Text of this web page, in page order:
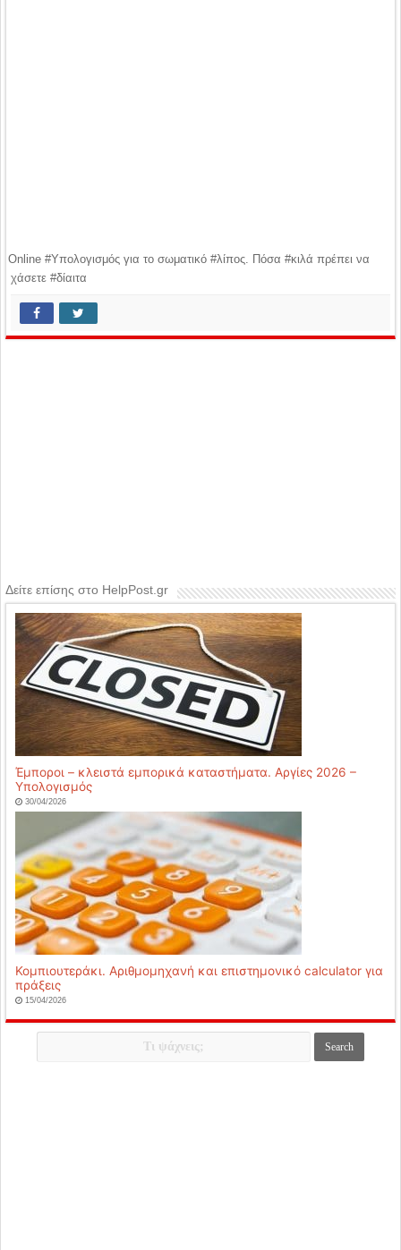
Online #Υπολογισμός για το σωματικό #λίπος. Πόσα #κιλά πρέπει να
χάσετε #δίαιτα
Δείτε επίσης στο HelpPost.gr
Έμποροι – κλειστά εμπορικά καταστήματα. Αργίες 2026 –
Υπολογισμός
30/04/2026
Κομπιουτεράκι. Αριθμομηχανή και επιστημονικό calculator για
πράξεις
15/04/2026